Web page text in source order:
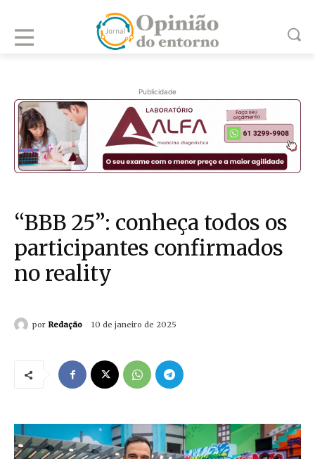
Publicidade
“BBB 25”: conheça todos os
participantes confirmados
no reality
por Redação 10 de janeiro de 2025